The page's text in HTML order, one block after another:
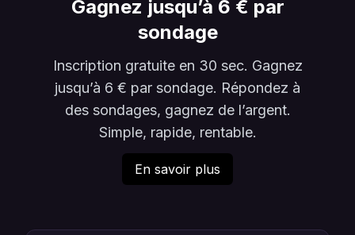
Gagnez jusqu’à 6 € par
sondage
Inscription gratuite en 30 sec. Gagnez
jusqu’à 6 € par sondage. Répondez à
des sondages, gagnez de l’argent.
Simple, rapide, rentable.
En savoir plus